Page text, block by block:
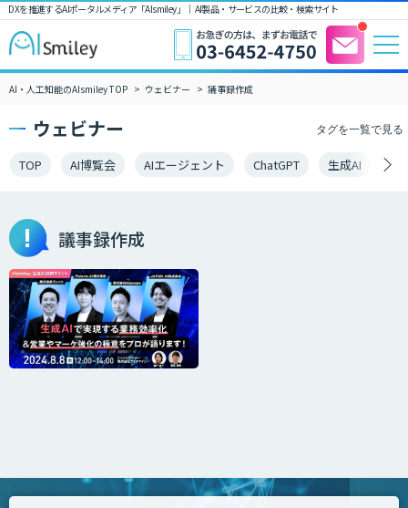
DXを推進するAIポータルメディア「AIsmiley」｜ AI製品・サービスの比較・検索サイト
AI・人工知能のAIsmiley TOP ウェビナー 議事録作成
ウェビナー
TOP AI博覧会 AIエージェント ChatGPT 生成AI
タグを一覧で見る
議事録作成